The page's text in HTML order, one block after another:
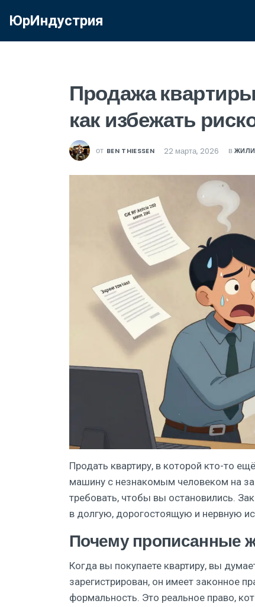
ЮрИндустрия
Продажа
как избежать
от BEN THIESSEN 22 марта, 2026 в
Продать квартиру, в которой кто-то
машину с незнакомым человеком на
требовать, чтобы вы остановились.
в долгую, дорогостоящую и нервную
Почему прописанные
Когда вы покупаете квартиру, вы
зарегистрирован, он имеет законное
формальность. Это реальное право,